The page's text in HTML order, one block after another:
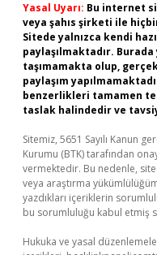
Yasal Uyarı: Bu internet
veya şahıs şirketi ile
Sitede yalnızca kendi
paylaşılmaktadır.
taşımamakta olup,
paylaşım
benzerlikleri tamamen
taslak halindedir ve
Sitemiz, 5651 Sayılı Kanun
Kurumu (BTK) tarafından
vermektedir. Bu nedenle,
veya araştırma
yazdıkları içeriklerin
bu sorumluluğu kabul etmiş
Hukuka ve yasal